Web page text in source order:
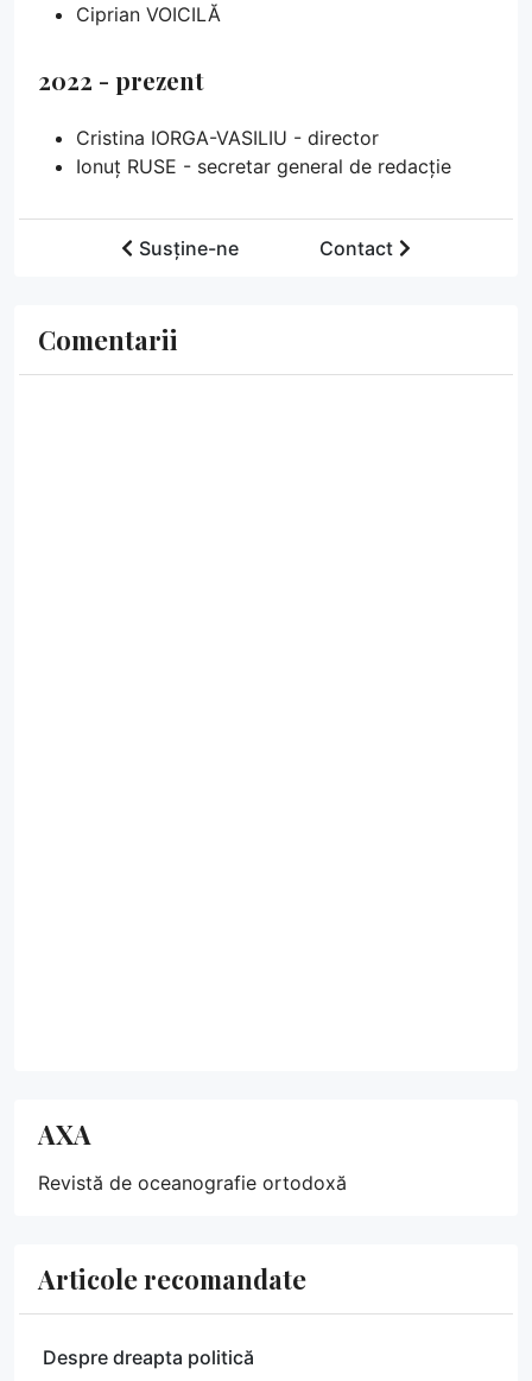
Ciprian VOICILĂ
2022 - prezent
Cristina IORGA-VASILIU - director
Ionuț RUSE - secretar general de redacție
Susține-ne Contact
Comentarii
AXA
Revistă de oceanografie ortodoxă
Articole recomandate
Despre dreapta politică